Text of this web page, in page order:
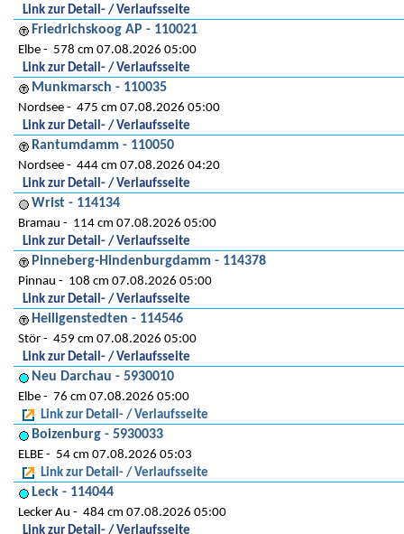
Link zur Detail- / Verlaufsseite
Friedrichskoog AP - 110021
Elbe
578 cm 07.08.2026 05:00
Link zur Detail- / Verlaufsseite
Munkmarsch - 110035
Nordsee
475 cm 07.08.2026 05:00
Link zur Detail- / Verlaufsseite
Rantumdamm - 110050
Nordsee
444 cm 07.08.2026 04:20
Link zur Detail- / Verlaufsseite
Wrist - 114134
Bramau
114 cm 07.08.2026 05:00
Link zur Detail- / Verlaufsseite
Pinneberg-Hindenburgdamm - 114378
Pinnau
108 cm 07.08.2026 05:00
Link zur Detail- / Verlaufsseite
Heiligenstedten - 114546
Stör
459 cm 07.08.2026 05:00
Link zur Detail- / Verlaufsseite
Neu Darchau - 5930010
Elbe
76 cm 07.08.2026 05:00
Link zur Detail- / Verlaufsseite
Boizenburg - 5930033
ELBE
54 cm 07.08.2026 05:03
Link zur Detail- / Verlaufsseite
Leck - 114044
Lecker Au
484 cm 07.08.2026 05:00
Link zur Detail- / Verlaufsseite